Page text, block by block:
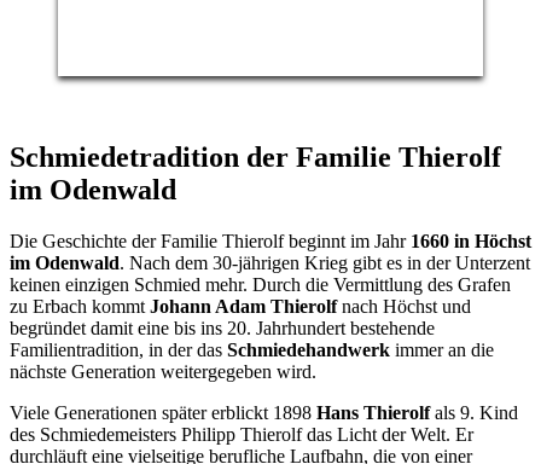
Schmiedetradition der Familie Thierolf
im Odenwald
Die Geschichte der Familie Thierolf beginnt im Jahr 1660 in Höchst
im Odenwald. Nach dem 30-jährigen Krieg gibt es in der Unterzent
keinen einzigen Schmied mehr. Durch die Vermittlung des Grafen
zu Erbach kommt Johann Adam Thierolfnach Höchst und
begründet damit eine bis ins 20. Jahrhundert bestehende
Familientradition, in der das Schmiedehandwerk immer an die
nächste Generation weitergegeben wird.
Viele Generationen später erblickt 1898 Hans Thierolfals 9. Kind
des Schmiedemeisters Philipp Thierolf das Licht der Welt. Er
durchläuft eine vielseitige berufliche Laufbahn, die von einer